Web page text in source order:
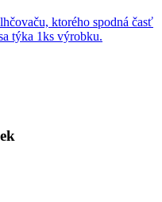
ktorého spodná časť
týka 1ks výrobku.